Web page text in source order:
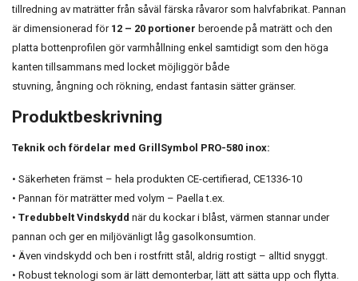
tillredning av maträtter från såväl färska råvaror som halvfabrikat. Pannan
är dimensionerad för 12 – 20 portioner beroende på maträtt och den
platta bottenprofilen gör varmhållning enkel samtidigt som den höga
kanten tillsammans med locket möjliggör både
stuvning, ångning och rökning, endast fantasin sätter gränser.
Produktbeskrivning
Teknik och fördelar med GrillSymbol PRO-580 inox:
• Säkerheten främst – hela produkten CE-certifierad, CE1336-10
• Pannan för maträtter med volym – Paella t.ex.
• Tredubbelt Vindskydd när du kockar i blåst, värmen stannar under
pannan och ger en miljövänligt låg gasolkonsumtion.
• Även vindskydd och ben i rostfritt stål, aldrig rostigt – alltid snyggt.
• Robust teknologi som är lätt demonterbar, lätt att sätta upp och flytta.